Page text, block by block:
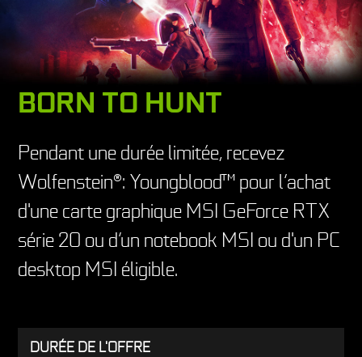
BORN TO HUNT
Pendant une durée limitée, recevez
Wolfenstein®: Youngblood™ pour l’achat
d'une carte graphique MSI GeForce RTX
série 20 ou d’un notebook MSI ou d'un PC
desktop MSI éligible.
DURÉE DE L'OFFRE